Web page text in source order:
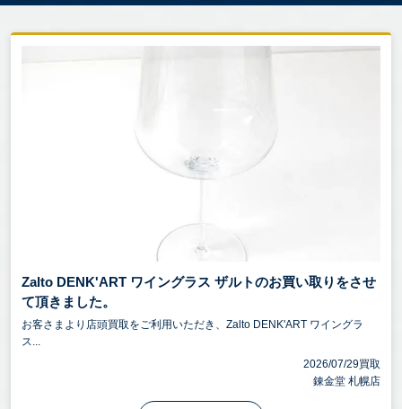
Zalto DENK'ART ワイングラス ザルトのお買い取りをさせ
て頂きました。
お客さまより店頭買取をご利用いただき、Zalto DENK'ART ワイングラ
ス...
2026/07/29買取
錬金堂 札幌店